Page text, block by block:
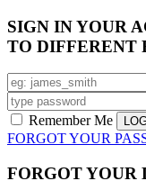
SIGN IN YOUR
TO DIFFERENT
Remember Me
FORGOT YOUR
FORGOT YOUR